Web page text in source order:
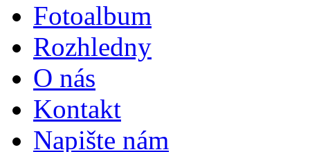
Fotoalbum
Rozhledny
O nás
Kontakt
Napište nám